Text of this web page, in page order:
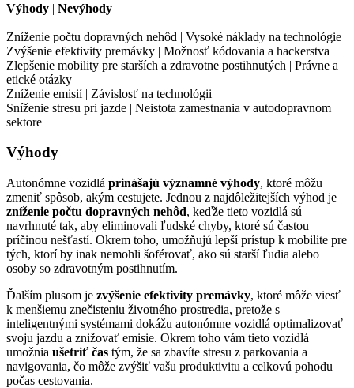
Výhody | Nevýhody
—————–|—————–
Zníženie počtu dopravných nehôd | Vysoké náklady na technológie
Zvýšenie efektivity premávky | Možnosť kódovania a hackerstva
Zlepšenie mobility pre starších a zdravotne postihnutých | Právne a
etické otázky
Zníženie emisií | Závislosť na technológii
Sníženie stresu pri jazde | Neistota zamestnania v autodopravnom
sektore
Výhody
Autonómne vozidlá prinášajú významné výhody, ktoré môžu
zmeniť spôsob, akým cestujete. Jednou z najdôležitejších výhod je
zníženie počtu dopravných nehôd, keďže tieto vozidlá sú
navrhnuté tak, aby eliminovali ľudské chyby, ktoré sú častou
príčinou nešťastí. Okrem toho, umožňujú lepší prístup k mobilite pre
tých, ktorí by inak nemohli šoférovať, ako sú starší ľudia alebo
osoby so zdravotným postihnutím.
Ďalším plusom je zvýšenie efektivity premávky, ktoré môže viesť
k menšiemu znečisteniu životného prostredia, pretože s
inteligentnými systémami dokážu autonómne vozidlá optimalizovať
svoju jazdu a znižovať emisie. Okrem toho vám tieto vozidlá
umožnia ušetriť čas tým, že sa zbavíte stresu z parkovania a
navigovania, čo môže zvýšiť vašu produktivitu a celkovú pohodu
počas cestovania.